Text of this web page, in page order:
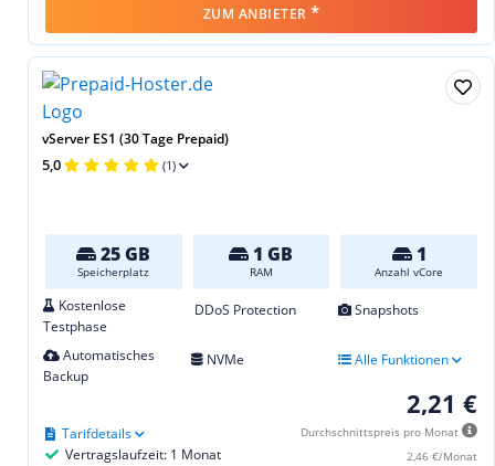
ZUM ANBIETER *
vServer ES1 (30 Tage Prepaid)
5,0 (1)
25 GB
Speicherplatz
1 GB
RAM
1
Anzahl vCore
Kostenlose
Testphase
DDoS Protection Snapshots
Automatisches
Backup
NVMe Alle Funktionen
2,21 €
Durchschnittspreis pro Monat
2,46 €/Monat
Vertragslaufzeit: 1 Monat
Tarifdetails